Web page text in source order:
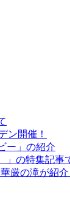
ン開催！
ー」の紹介
の特集記事
厳の滝が紹介